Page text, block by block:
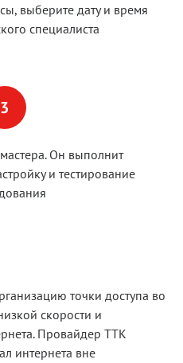
выберите дату и время
специалиста
Он выполнит
и тестирование
точки доступа во
скорости и
Провайдер ТТК
интернета вне